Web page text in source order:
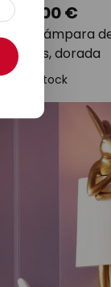
Kare Lámpara
6 luces, dorada
349,00 €
En stock